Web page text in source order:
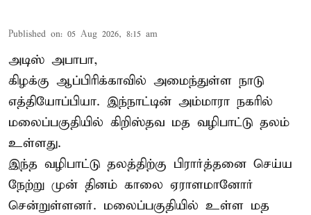
Published on: 05 Aug 2026, 8:15 am
அடிஸ் அபாபா,
கிழக்கு ஆப்பிரிக்காவில் அமைந்துள்ள நாடு
எத்தியோப்பியா. இந்நாட்டின் அம்மாரா நகரில்
மலைப்பகுதியில் கிறிஸ்தவ மத வழிபாட்டு தலம்
உள்ளது.
இந்த வழிபாட்டு தலத்திற்கு பிரார்த்தனை செய்ய
நேற்று முன் தினம் காலை ஏராளமானோர்
சென்றுள்ளனர். மலைப்பகுதியில் உள்ள மத